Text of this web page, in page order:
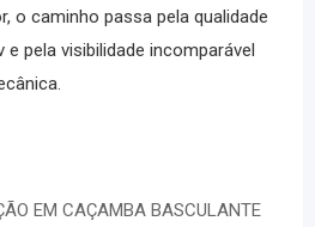
o caminho passa pela qualidade
e pela visibilidade incomparável
EM CAÇAMBA BASCULANTE